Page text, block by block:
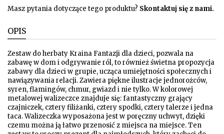
Masz pytania dotyczące tego produktu? Skontaktuj się z nami.
OPIS
Zestaw do herbaty Kraina Fantazji dla dzieci, pozwala na
zabawę w dom i odgrywanie ról, to również świetna propozycja
zabawy dla dzieci w grupie, ucząca umiejętności społecznych i
nawiązywania relacji. Zawiera piękne ilustracje jednorożców,
syren, flamingów, chmur, gwiazd i nie tylko. W kolorowej
metalowej walizeczce znajduje się: fantastyczny grający
czajniczek, cztery filiżanki, cztery spodki, cztery talerze i jedna
taca. Walizeczka wyposażona jest w poręczny uchwyt, dzięki
czemu można ją łatwo przenosić z miejsca na miejsce. Ten